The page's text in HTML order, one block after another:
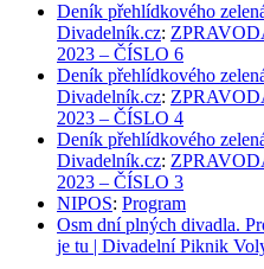
Deník přehlídkového
Divadelník.cz:
2023 – ČÍSLO 6
Deník přehlídkového
Divadelník.cz:
2023 – ČÍSLO 4
Deník přehlídkového
Divadelník.cz:
2023 – ČÍSLO 3
NIPOS: Program
Osm dní plných divadla.
je tu | Divadelní Piknik